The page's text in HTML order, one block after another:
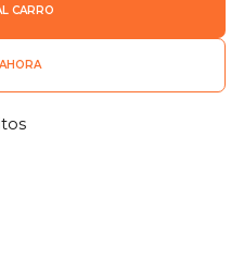
CARRO